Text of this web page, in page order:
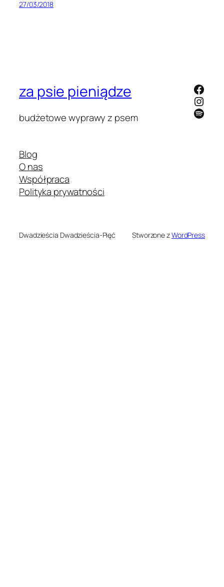
27/03/2018
za psie pieniądze
budżetowe wyprawy z psem
Blog
O nas
Współpraca
Polityka prywatności
Dwadzieścia Dwadzieścia-Pięć Stworzone zWordPress